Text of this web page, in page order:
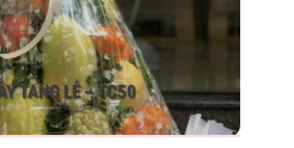
TANG LỄ – TC50